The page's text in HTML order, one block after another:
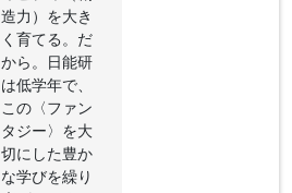
造力）を大き
く育てる。だ
から。日能研
は低学年で、
この〈ファン
タジー〉を大
切にした豊か
な学びを繰り